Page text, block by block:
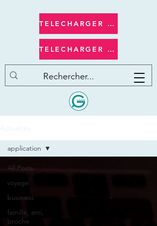
TELECHARGER androide
TELECHARGER apple/ios
Actualités
All Posts
voyage
business
famille, ami,
proche
application